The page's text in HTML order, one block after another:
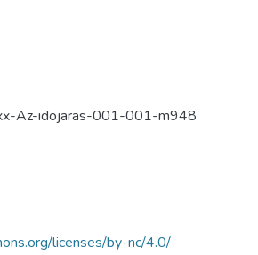
Az-idojaras-001-001-m948
licenses/by-nc/4.0/